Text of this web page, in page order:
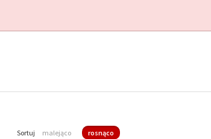
Sortuj malejąco rosnąco